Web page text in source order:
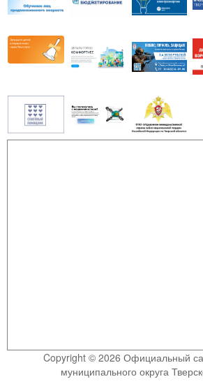
Copyright © 2026 Официальный
муниципального округа